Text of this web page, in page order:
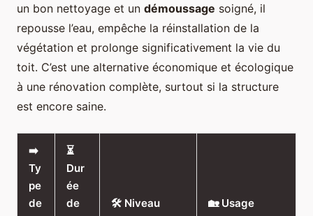
un bon nettoyage et un démoussage soigné, il
repousse l’eau, empêche la réinstallation de la
végétation et prolonge significativement la vie du
toit. C’est une alternative économique et écologique
à une rénovation complète, surtout si la structure
est encore saine.
➡️
Ty
pe
de
⏳
Dur
ée
de
🛠️ Niveau
🏡 Usage